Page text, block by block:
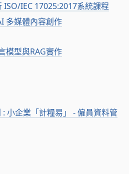
ISO/IEC 17025:2017系統課程
多媒體內容創作
模型與RAG實作
小企業「計糧易」 - 僱員資料管